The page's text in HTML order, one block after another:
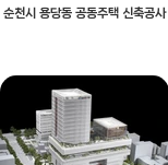
순천시 용당동 공동주택 신축공사